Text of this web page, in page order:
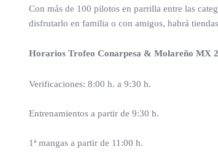
Con más de 100 pilotos en parrilla entre las
disfrutarlo en familia o con amigos, habrá
Horarios Trofeo Conarpesa & Molareño MX
Verificaciones: 8:00 h. a 9:30 h.
Entrenamientos a partir de 9:30 h.
1ª mangas a partir de 11:00 h.